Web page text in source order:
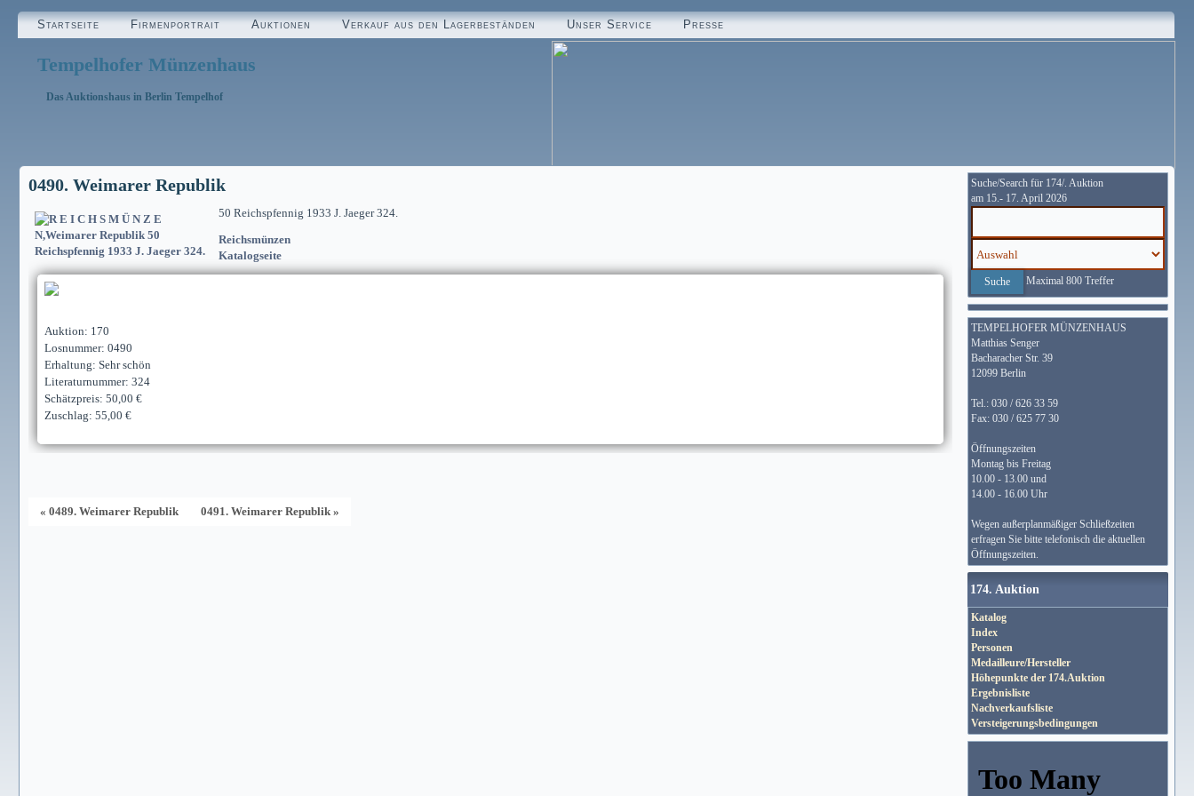
Startseite Firmenportrait Auktionen Verkauf aus den Lagerbeständen Unser Service Presse
Tempelhofer Münzenhaus
Das Auktionshaus in Berlin Tempelhof
0490. Weimarer Republik
50 Reichspfennig 1933 J. Jaeger 324.
Reichsmünzen
Katalogseite
Auktion: 170
Losnummer: 0490
Erhaltung: Sehr schön
Literaturnummer: 324
Schätzpreis: 50,00 €
Zuschlag: 55,00 €
« 0489. Weimarer Republik 0491. Weimarer Republik »
Suche/Search für 174/. Auktion
am 15.- 17. April 2026
Maximal 800 Treffer
TEMPELHOFER MÜNZENHAUS
Matthias Senger
Bacharacher Str. 39
12099 Berlin
Tel.: 030 / 626 33 59
Fax: 030 / 625 77 30
Öffnungszeiten
Montag bis Freitag
10.00 - 13.00 und
14.00 - 16.00 Uhr
Wegen außerplanmäßiger Schließzeiten
erfragen Sie bitte telefonisch die aktuellen
Öffnungszeiten.
174. Auktion
Katalog
Index
Personen
Medailleure/Hersteller
Höhepunkte der 174.Auktion
Ergebnisliste
Nachverkaufsliste
Versteigerungsbedingungen